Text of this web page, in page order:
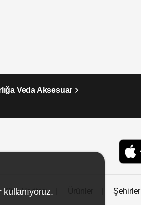
Veda Aksesuar
Site Haritası Şehirler